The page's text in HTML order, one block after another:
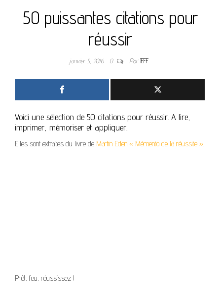
50 puissantes citations pour
réussir
janvier 5, 2016 0 ParJEFF
Voici une sélection de 50 citations pour réussir. A lire,
imprimer, mémoriser et appliquer.
Elles sont extraites du livre de Martin Eden « Mémento de la réussite ».
Prêt, feu, réussissez !